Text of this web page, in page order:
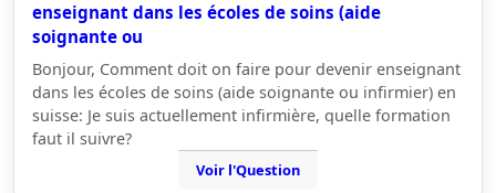
enseignant dans les écoles de soins (aide
soignante ou
Bonjour, Comment doit on faire pour devenir enseignant
dans les écoles de soins (aide soignante ou infirmier) en
suisse: Je suis actuellement infirmière, quelle formation
faut il suivre?
Voir l'Question